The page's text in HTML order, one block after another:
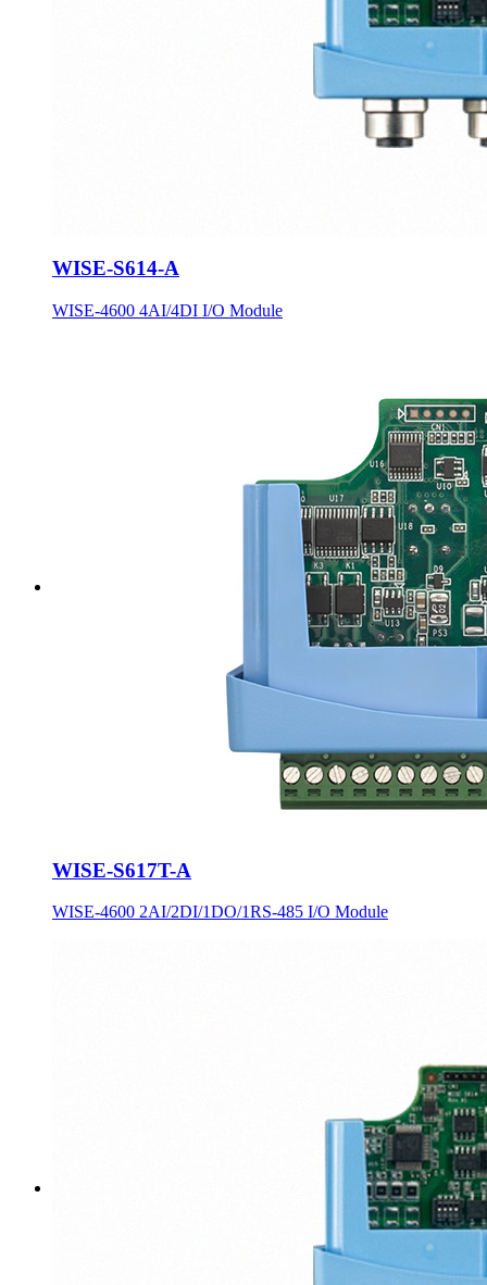
WISE-S614-A
WISE-4600 4AI/4DI I/O Module
WISE-S617T-A
WISE-4600 2AI/2DI/1DO/1RS-485 I/O Module